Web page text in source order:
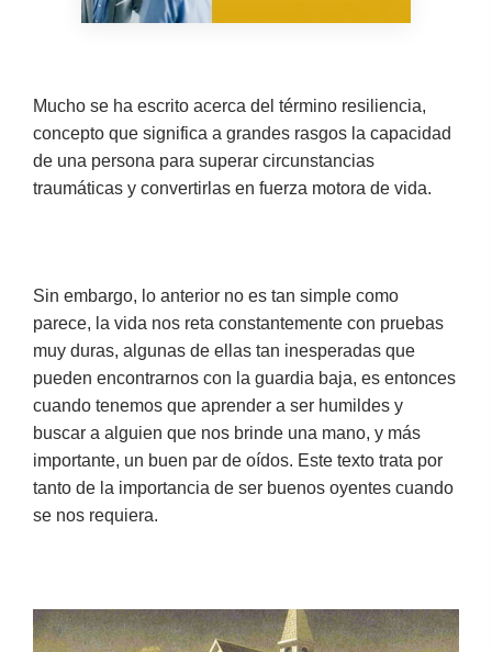
Mucho se ha escrito acerca del término resiliencia,
concepto que significa a grandes rasgos la capacidad
de una persona para superar circunstancias
traumáticas y convertirlas en fuerza motora de vida.
Sin embargo, lo anterior no es tan simple como
parece, la vida nos reta constantemente con pruebas
muy duras, algunas de ellas tan inesperadas que
pueden encontrarnos con la guardia baja, es entonces
cuando tenemos que aprender a ser humildes y
buscar a alguien que nos brinde una mano, y más
importante, un buen par de oídos. Este texto trata por
tanto de la importancia de ser buenos oyentes cuando
se nos requiera.